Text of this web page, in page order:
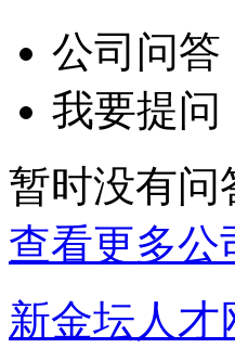
公司问答
我要提问
暂时没有问
查看更多公
新金坛人才